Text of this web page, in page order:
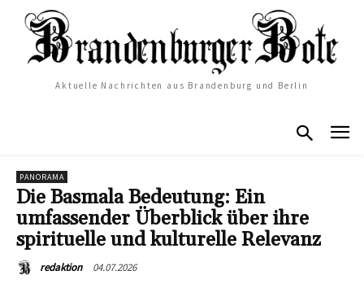
Aktuelle Nachrichten aus Brandenburg und Berlin
PANORAMA
Die Basmala Bedeutung: Ein
umfassender Überblick über ihre
spirituelle und kulturelle Relevanz
redaktion 04.07.2026